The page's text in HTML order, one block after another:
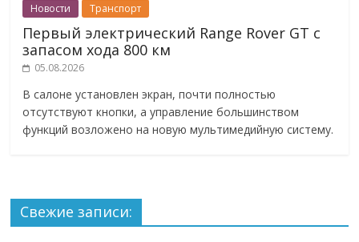
Новости Транспорт
Первый электрический Range Rover GT с
запасом хода 800 км
05.08.2026
В салоне установлен экран, почти полностью
отсутствуют кнопки, а управление большинством
функций возложено на новую мультимедийную систему.
Свежие записи: